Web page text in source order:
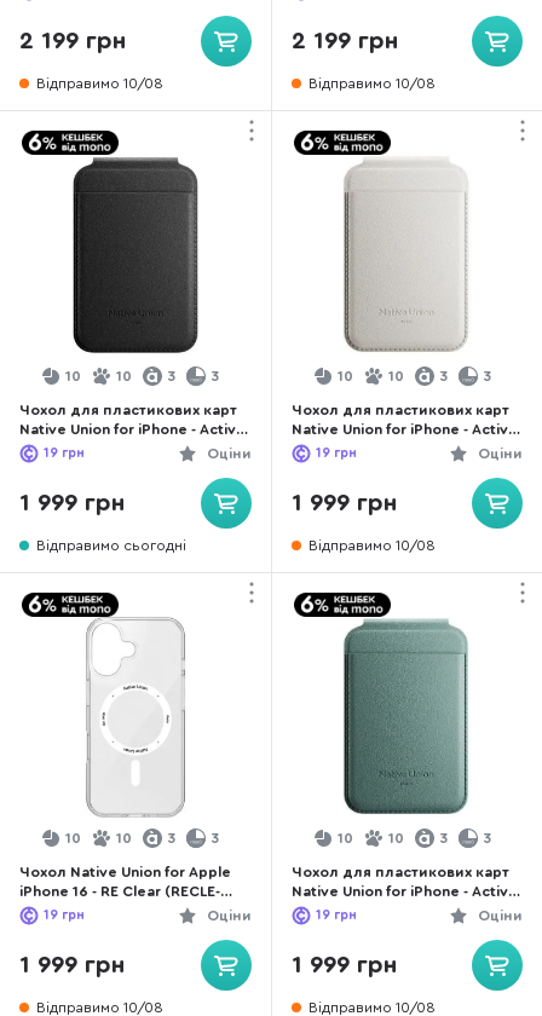
2 199 грн
Відправимо 10/08
2 199 грн
Відправимо 10/08
10 10 3 3
Чохол для пластикових карт
Native Union for iPhone - Active
Stand Magnetic Black (ACT-BLK-
WAL)
Оціни
19 грн
1 999 грн
Відправимо сьогодні
10 10 3 3
Чохол для пластикових карт
Native Union for iPhone - Active
Stand Magnetic Sandstone
(ACT-SAN-WAL)
Оціни
19 грн
1 999 грн
Відправимо 10/08
10 10 3 3
Чохол Native Union for Apple
iPhone 16 - RE Clear (RECLE-
TRA-NP24)
Оціни
19 грн
1 999 грн
Відправимо 10/08
10 10 3 3
Чохол для пластикових карт
Native Union for iPhone - Active
Stand Magnetic Slate Green
(ACT-GRN-WAL)
Оціни
19 грн
1 999 грн
Відправимо 10/08